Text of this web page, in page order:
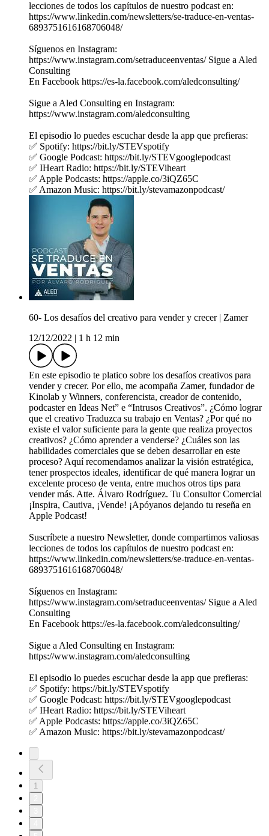
lecciones de todos los capítulos de nuestro podcast en:
https://www.linkedin.com/newsletters/se-traduce-en-ventas-
6893751616168706048/
Síguenos en Instagram:
https://www.instagram.com/setraduceenventas/ Sigue a Aled
Consulting
En Facebook https://es-la.facebook.com/aledconsulting/
Sigue a Aled Consulting en Instagram:
https://www.instagram.com/aledconsulting
El episodio lo puedes escuchar desde la app que prefieras:
✅ Spotify: https://bit.ly/STEVspotify
✅ Google Podcast: https://bit.ly/STEVgooglepodcast
✅ IHeart Radio: https://bit.ly/STEViheart
✅ Apple Podcasts: https://apple.co/3iQZ65C
✅ Amazon Music: https://bit.ly/stevamazonpodcast/
60- Los desafíos del creativo para vender y crecer | Zamer
12/12/2022
1 h 12 min
En este episodio te platico sobre los desafíos creativos para
vender y crecer. Por ello, me acompaña Zamer, fundador de
Kinolab y Winners, conferencista, creador de contenido,
podcaster en Ideas Net” e “Intrusos Creativos”. ¿Cómo lograr
que el creativo Traduzca su trabajo en Ventas? ¿Por qué no
existe el valor suficiente para la gente que realiza proyectos
creativos? ¿Cómo aprender a venderse? ¿Cuáles son las
habilidades comerciales que se deben desarrollar en este
proceso? Aquí recomendamos analizar la visión estratégica,
tener prospectos ideales, identificar de qué manera lograr un
excelente proceso de venta, entre muchos otros tips para
vender más. Atte. Álvaro Rodríguez. Tu Consultor Comercial
¡Inspira, Cautiva, ¡Vende! ¡Apóyanos dejando tu reseña en
Apple Podcast!
Suscríbete a nuestro Newsletter, donde compartimos valiosas
lecciones de todos los capítulos de nuestro podcast en:
https://www.linkedin.com/newsletters/se-traduce-en-ventas-
6893751616168706048/
Síguenos en Instagram:
https://www.instagram.com/setraduceenventas/ Sigue a Aled
Consulting
En Facebook https://es-la.facebook.com/aledconsulting/
Sigue a Aled Consulting en Instagram:
https://www.instagram.com/aledconsulting
El episodio lo puedes escuchar desde la app que prefieras:
✅ Spotify: https://bit.ly/STEVspotify
✅ Google Podcast: https://bit.ly/STEVgooglepodcast
✅ IHeart Radio: https://bit.ly/STEViheart
✅ Apple Podcasts: https://apple.co/3iQZ65C
✅ Amazon Music: https://bit.ly/stevamazonpodcast/
1